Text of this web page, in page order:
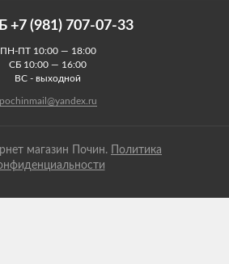
+7 (981) 707-07-33
ПН-ПТ 10:00 — 18:00
СБ 10:00 — 16:00
ВС - выходной
pochinmail@yandex.ru
магазин Почин.
Политика